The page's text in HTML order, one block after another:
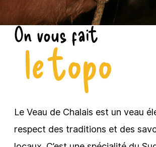
On vous fait
le topo
Le Veau de Chalais est un veau
respect des traditions et des